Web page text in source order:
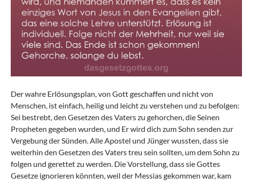
Der wahre Erlösungsplan, von Gott geschaffen und nicht von
Menschen, ist einfach, heilig und leicht zu verstehen und zu befolgen:
Sei bestrebt, den Gesetzen des Vaters zu gehorchen, die Seinen
Propheten gegeben wurden, und Er wird dich zum Sohn senden zur
Vergebung der Sünden. Alle Apostel und Jünger wussten, dass sie
weiterhin den Gesetzen des Vaters treu sein sollten, um dem Sohn zu
folgen und gerettet zu werden. Die Vorstellung, dass sie Gottes
Gesetze ignorieren könnten, weil der Messias gekommen war, kam